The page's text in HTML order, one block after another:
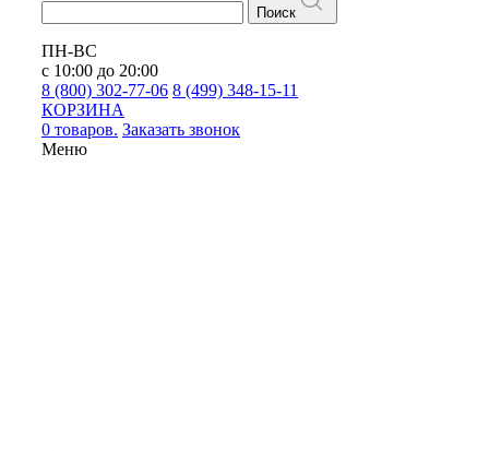
Поиск
ПН-ВС
с 10:00 до 20:00
8 (800) 302-77-06 8 (499) 348-15-11
КОРЗИНА
0 товаров. Заказать звонок
Меню